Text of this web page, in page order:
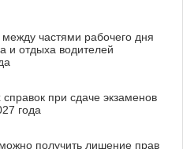
частями рабочего дня
и отдыха водителей
при сдаче экзаменов
года
получить лишение прав